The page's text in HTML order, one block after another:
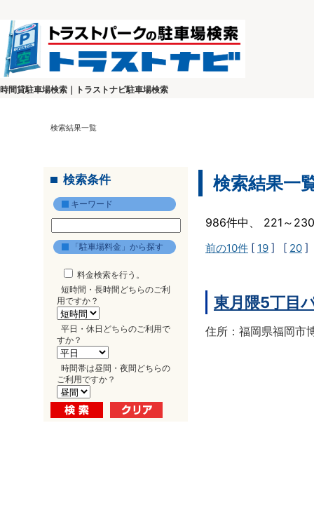
時間貸駐車場検索｜トラストナビ駐車場検索
検索結果一覧
検索条件
キーワード
「駐車場料金」から探す
料金検索を行う。
短時間・長時間どちらのご利
用ですか？
平日・休日どちらのご利用で
すか？
時間帯は昼間・夜間どちらの
ご利用ですか？
検索結果一
986件中、 221～
前の10件 [ 19 ] [ 20 ]
東月隈5丁目
住所：福岡県福岡市